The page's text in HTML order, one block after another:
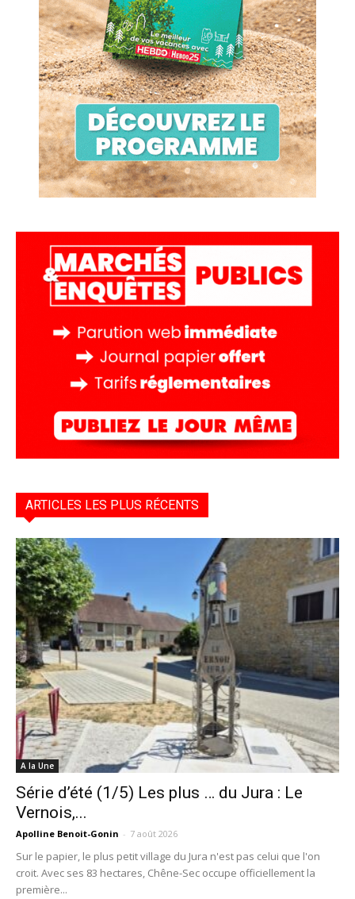
ARTICLES LES PLUS RÉCENTS
A la Une
Série d’été (1/5) Les plus … du Jura : Le
Vernois,...
Apolline Benoit-Gonin - 7 août 2026
Sur le papier, le plus petit village du Jura n'est pas celui que l'on
croit. Avec ses 83 hectares, Chêne-Sec occupe officiellement la
première...